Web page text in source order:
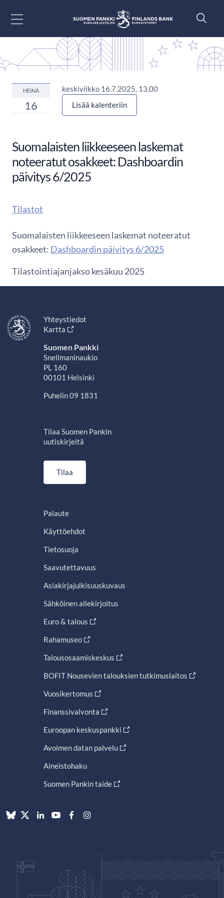
HEINÄ
16
keskiviikko 16.7.2025, 13.00
Lisää kalenteriin
Suomalaisten liikkeeseen laskemat
noteeratut osakkeet: Dashboardin
päivitys 6/2025
Tilastot
Suomalaisten liikkeeseen laskemat noteeratut
osakkeet: Dashboardin päivitys 6/2025
Tilastointiajanjakso kesäkuu 2025
Yhteystiedot
Kartta
Suomen Pankki
Snellmaninaukio
PL 160
00101 Helsinki
Puhelin 09 1831
Tilaa Suomen Pankin
uutiskirjeitä
Tilaa
Palaute
Käyttöehdot
Tietosuoja
Saavutettavuus
Asiakirjajulkisuuskuvaus
Sähköinen allekirjoitus
Euro & talous
Rahamuseo
Talousosaamiskeskus
BOFIT Nousevien talouksien tutkimuslaitos
Vuosikertomus
Finanssivalvonta
Euroopan keskuspankki
Avoimen datan palvelu
Aineistohaku
Suomen Pankin taide